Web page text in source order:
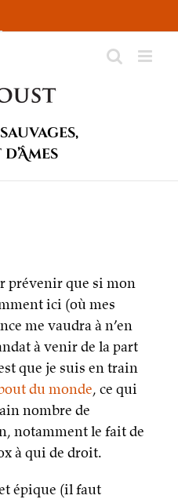
prévenir que si mon
ici (où mes
me vaudra à n’en
à venir de la part
que je suis en train
du monde, ce qui
nombre de
notamment le fait de
à qui de droit.
épique (il faut